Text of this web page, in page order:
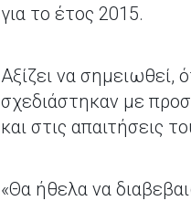
για το έτος 2015.
Αξίζει να σημειωθεί,
σχεδιάστηκαν με
και στις απαιτήσεις
«Θα ήθελα να